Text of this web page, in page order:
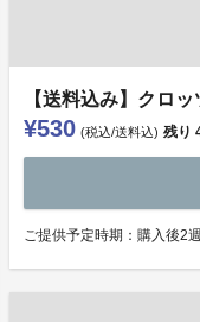
【送料込み】クロ
¥530 (税込/送料込) 残り
ご提供予定時期：購⼊後2